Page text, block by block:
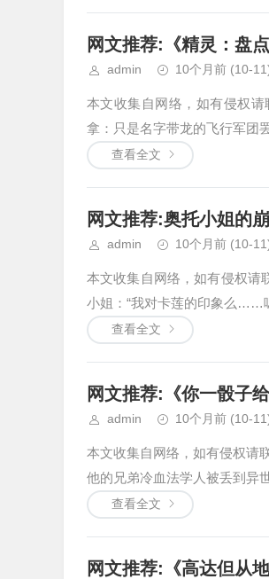
网文推荐:《精灵：盘
admin 10个月前 (10-
本文收集自网络，如有侵权
拿：只是名字带龙的飞行军
查看全文
网文推荐:奥托小姐的
admin 10个月前 (10-
本文收集自网络，如有侵权
小姐：“我对卡莲的印象么……
查看全文
网文推荐:《你一骰子
admin 10个月前 (10-
本文收集自网络，如有侵权请
他的兄弟冷血法学人被丢到异
查看全文
网文推荐:《高达但从